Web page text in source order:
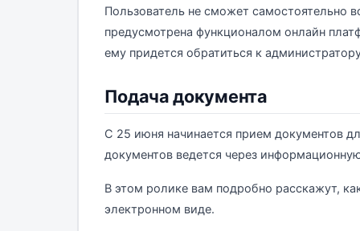
Пользователь не сможет самостоятельно
предусмотрена функционалом онлайн
ему придется обратиться к
Подача документа
С 25 июня начинается прием документов
документов ведется через
В этом ролике вам подробно расскажут,
электронном виде.